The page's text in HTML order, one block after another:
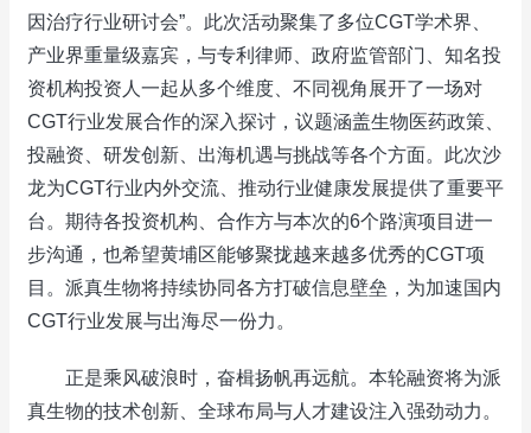
因治疗行业研讨会”。此次活动聚集了多位CGT学术界、
产业界重量级嘉宾，与专利律师、政府监管部门、知名投
资机构投资人一起从多个维度、不同视角展开了一场对
CGT行业发展合作的深入探讨，议题涵盖生物医药政策、
投融资、研发创新、出海机遇与挑战等各个方面。此次沙
龙为CGT行业内外交流、推动行业健康发展提供了重要平
台。期待各投资机构、合作方与本次的6个路演项目进一
步沟通，也希望黄埔区能够聚拢越来越多优秀的CGT项
目。派真生物将持续协同各方打破信息壁垒，为加速国内
CGT行业发展与出海尽一份力。
正是乘风破浪时，奋楫扬帆再远航。本轮融资将为派
真生物的技术创新、全球布局与人才建设注入强劲动力。